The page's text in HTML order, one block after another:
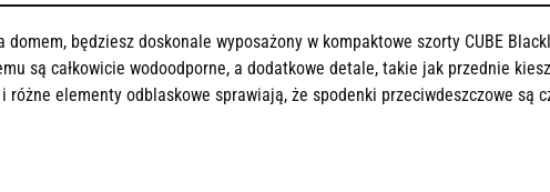
będziesz doskonale wyposażony w kompaktowe szorty CUBE
są całkowicie wodoodporne, a dodatkowe detale, takie jak przednie
różne elementy odblaskowe sprawiają, że spodenki przeciwdeszczowe są